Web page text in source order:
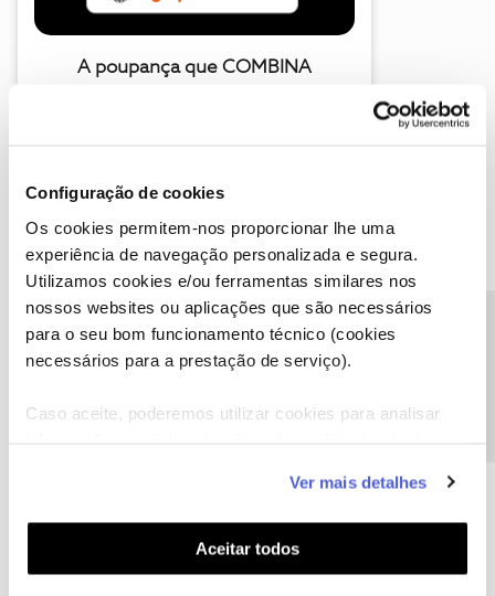
Configuração de cookies
Os cookies permitem-nos proporcionar lhe uma
experiência de navegação personalizada e segura.
Utilizamos cookies e/ou ferramentas similares nos
nossos websites ou aplicações que são necessários
para o seu bom funcionamento técnico (cookies
necessários para a prestação de serviço).
Caso aceite, poderemos utilizar cookies para analisar
funcionalidades (cookies de personalização e
funcionalidade) e adaptar anúncios aos seus interesses
(cookies de publicidade personalizada). Pode gerir a
utilização dos cookies clicando em "Configurar
Ver mais detalhes
Aceitar todos
A poupança que COMBINA
Descubra as novidades de junho
Hall of Fame de junho